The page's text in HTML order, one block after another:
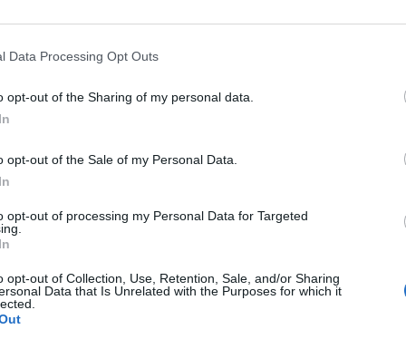
Data Processing Opt Outs
opt-out of the Sharing of my personal data.
opt-out of the Sale of my Personal Data.
opt-out of processing my Personal Data for Targeted
opt-out of Collection, Use, Retention, Sale, and/or Sharing
Data that Is Unrelated with the Purposes for which it
rekreacinių kanapių įteisinimą – Urugvajus tai padarė
jis didžiąją dalį savo atlyginimo atiduodavo labdarai,
pakraštyje ir vairavo padėvėtą „VW Beetle“.
savaitraščiui „Búsqueda“ J. Mujica sakė: „Noriu
visus.“